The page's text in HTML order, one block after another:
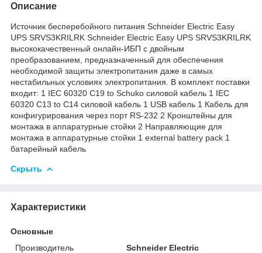
Описание
Источник бесперебойного питания Schneider Electric Easy
UPS SRVS3KRILRK Schneider Electric Easy UPS SRVS3KRILRK
высококачественный онлайн-ИБП с двойным
преобразованием, предназначенный для обеспечения
необходимой защиты электропитания даже в самых
нестабильных условиях электропитания. В комплект поставки
входит: 1 IEC 60320 C19 to Schuko силовой кабель 1 IEC
60320 C13 to C14 силовой кабель 1 USB кабель 1 Кабель для
конфигурирования через порт RS-232 2 Кронштейны для
монтажа в аппаратурные стойки 2 Направляющие для
монтажа в аппаратурные стойки 1 external battery pack 1
батарейный кабель
Скрыть
Характеристики
Основные
Производитель
Schneider Electric